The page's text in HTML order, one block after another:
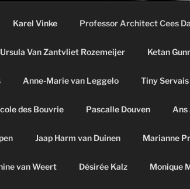
Karel Vinke Professor Architect Cees
Ursula Van Zantvliet Rozemeijer Ketan
Anne-Marie van Leggelo Tiny Servais
des Bouvrie Pascalle Douven Ans
Jaap Harm van Duinen Marianne
van Weert Désirée Kalz Monique